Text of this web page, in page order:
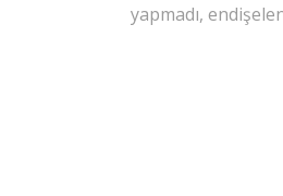
yapmadı,